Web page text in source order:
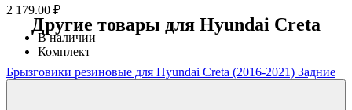
Другие товары для Hyundai Creta
Брызговики резиновые для Hyundai Creta (2016-2021) Задние
2 179.00 ₽
В наличии
Комплект